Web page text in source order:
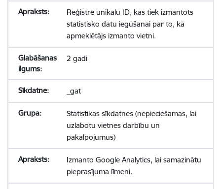
Reģistrē unikālu ID, kas tiek izmantots
statistisko datu iegūšanai par to, kā
apmeklētājs izmanto vietni.
2 gadi
_gat
Statistikas sīkdatnes (nepieciešamas, lai
uzlabotu vietnes darbību un
pakalpojumus)
Izmanto Google Analytics, lai samazinātu
pieprasījuma līmeni.